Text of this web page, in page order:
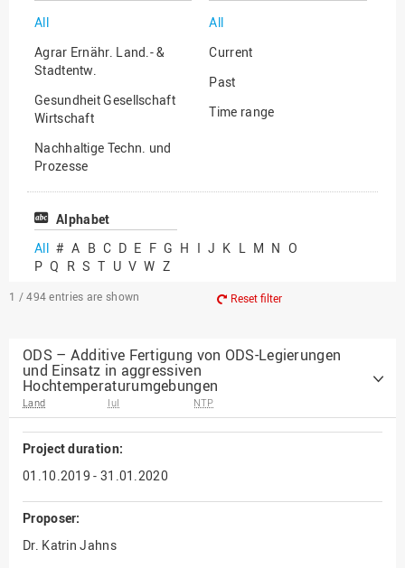
All
Agrar Ernähr. Land.- &
Stadtentw.
Gesundheit Gesellschaft
Wirtschaft
Nachhaltige Techn. und
Prozesse
Vielfältiges Forschen
All
Current
Past
Time range
Alphabet
All # A B C D E F G H I J K L M N O
P Q R S T U V W Z
1 / 494 entries are shown Reset filter
ODS – Additive Fertigung von ODS-Legierungen
und Einsatz in aggressiven
Hochtemperaturumgebungen
Land IuI NTP
Project duration:
01.10.2019 - 31.01.2020
Proposer:
Dr. Katrin Jahns